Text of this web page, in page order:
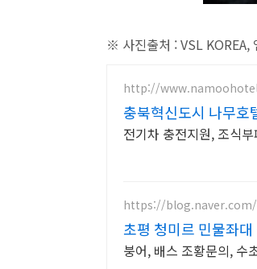
※ 사진출처 : VSL
http://
충북혁신도시 나무호
전기차 충전지원, 조식
https://
초평 청미르 민물좌대
붕어, 배스 조황문의, 수